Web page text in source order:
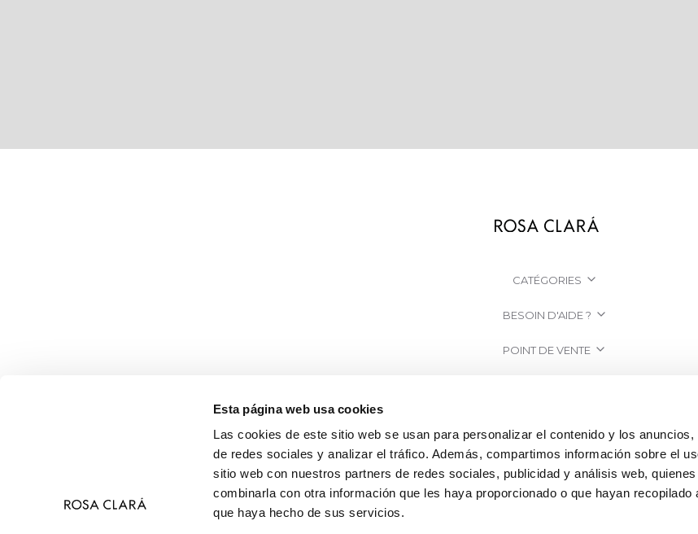
Esta página web usa cookies
Las cookies de este sitio web se usan para personalizar el contenido y los
de redes sociales y analizar el tráfico. Además, compartimos información sobre el
sitio web con nuestros partners de redes sociales, publicidad y análisis web, quienes
combinarla con otra información que les haya proporcionado o que hayan recopilado
que haya hecho de sus servicios.
CATÉGORIES
BESOIN D'AIDE ?
POINT DE VENTE